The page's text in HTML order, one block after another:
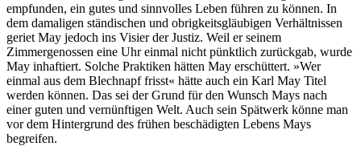
empfunden, ein gutes und sinnvolles Leben führen zu können. In
dem damaligen ständischen und obrigkeitsgläubigen Verhältnissen
geriet May jedoch ins Visier der Justiz. Weil er seinem
Zimmergenossen eine Uhr einmal nicht pünktlich zurückgab, wurde
May inhaftiert. Solche Praktiken hätten May erschüttert. »Wer
einmal aus dem Blechnapf frisst« hätte auch ein Karl May Titel
werden können. Das sei der Grund für den Wunsch Mays nach
einer guten und vernünftigen Welt. Auch sein Spätwerk könne man
vor dem Hintergrund des frühen beschädigten Lebens Mays
begreifen.